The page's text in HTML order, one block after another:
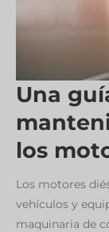
Una
los
Los motores
vehículos y
maquinaria de